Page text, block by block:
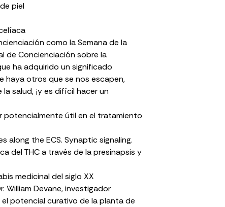
piel
como la Semana de la
de Concienciación sobre la
ha adquirido un significado
haya otros que se nos escapen,
salud, ¡y es difícil hacer un
potencialmente útil en el tratamiento
del THC a través de la presinapsis y
medicinal del siglo XX
William Devane, investigador
potencial curativo de la planta de